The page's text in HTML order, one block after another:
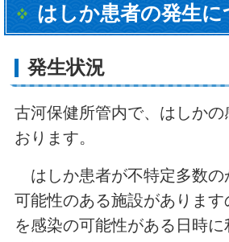
はしか患者の発生に
発生状況
古河保健所管内で、はしかの
おります。
はしか患者が不特定多数の
可能性のある施設がありま
を感染の可能性がある日時